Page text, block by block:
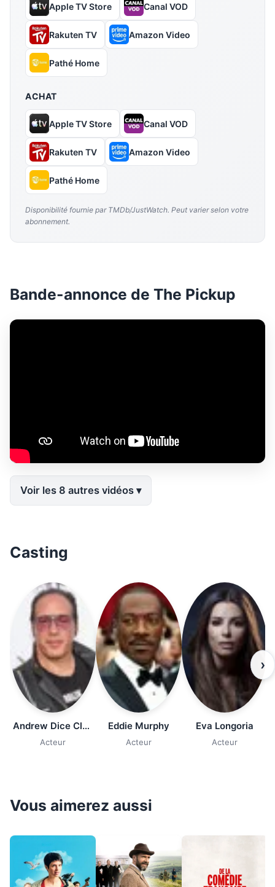
Apple TV Store Canal VOD
Rakuten TV Amazon Video
Pathé Home
ACHAT
Apple TV Store Canal VOD
Rakuten TV Amazon Video
Pathé Home
Disponibilité fournie par TMDb/JustWatch. Peut varier selon votre
abonnement.
Bande-annonce de The Pickup
Voir les 8 autres vidéos
Casting
Andrew Dice Clay
Acteur
Eddie Murphy
Acteur
Eva Longoria
Acteur
›
Vous aimerez aussi